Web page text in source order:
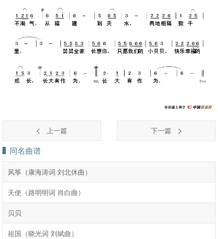
上一篇 下一篇
同名曲谱
风筝（康海涛词 刘北休曲）
天使（路明明词 肖白曲）
贝贝
祖国（晓光词 刘斌曲）